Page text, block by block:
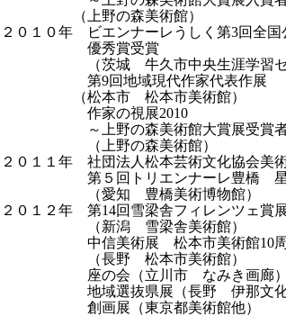
（上野の森美術館）
２０１０年 ビエンナーレうしく第3回全
優秀賞受賞
（茨城 牛久市中央生涯学習セ
第9回地域現代作家代表作展
（松本市 松本市美術館）
作家の視展2010
～上野の森美術館大賞展受賞者
（上野の森美術館）
２０１１年 社団法人松本芸術文化協会美
第５回トリエンナーレ豊橋 星
（愛知 豊橋美術博物館）
２０１２年 第14回雪梁舎フィレンツェ賞
（新潟 雪梁舎美術館）
中信美術展 松本市美術館10周
（長野 松本市美術館）
座の会（立川市 なみき画廊）
地域選抜県展（長野 伊那文化
創画展（東京都美術館他）